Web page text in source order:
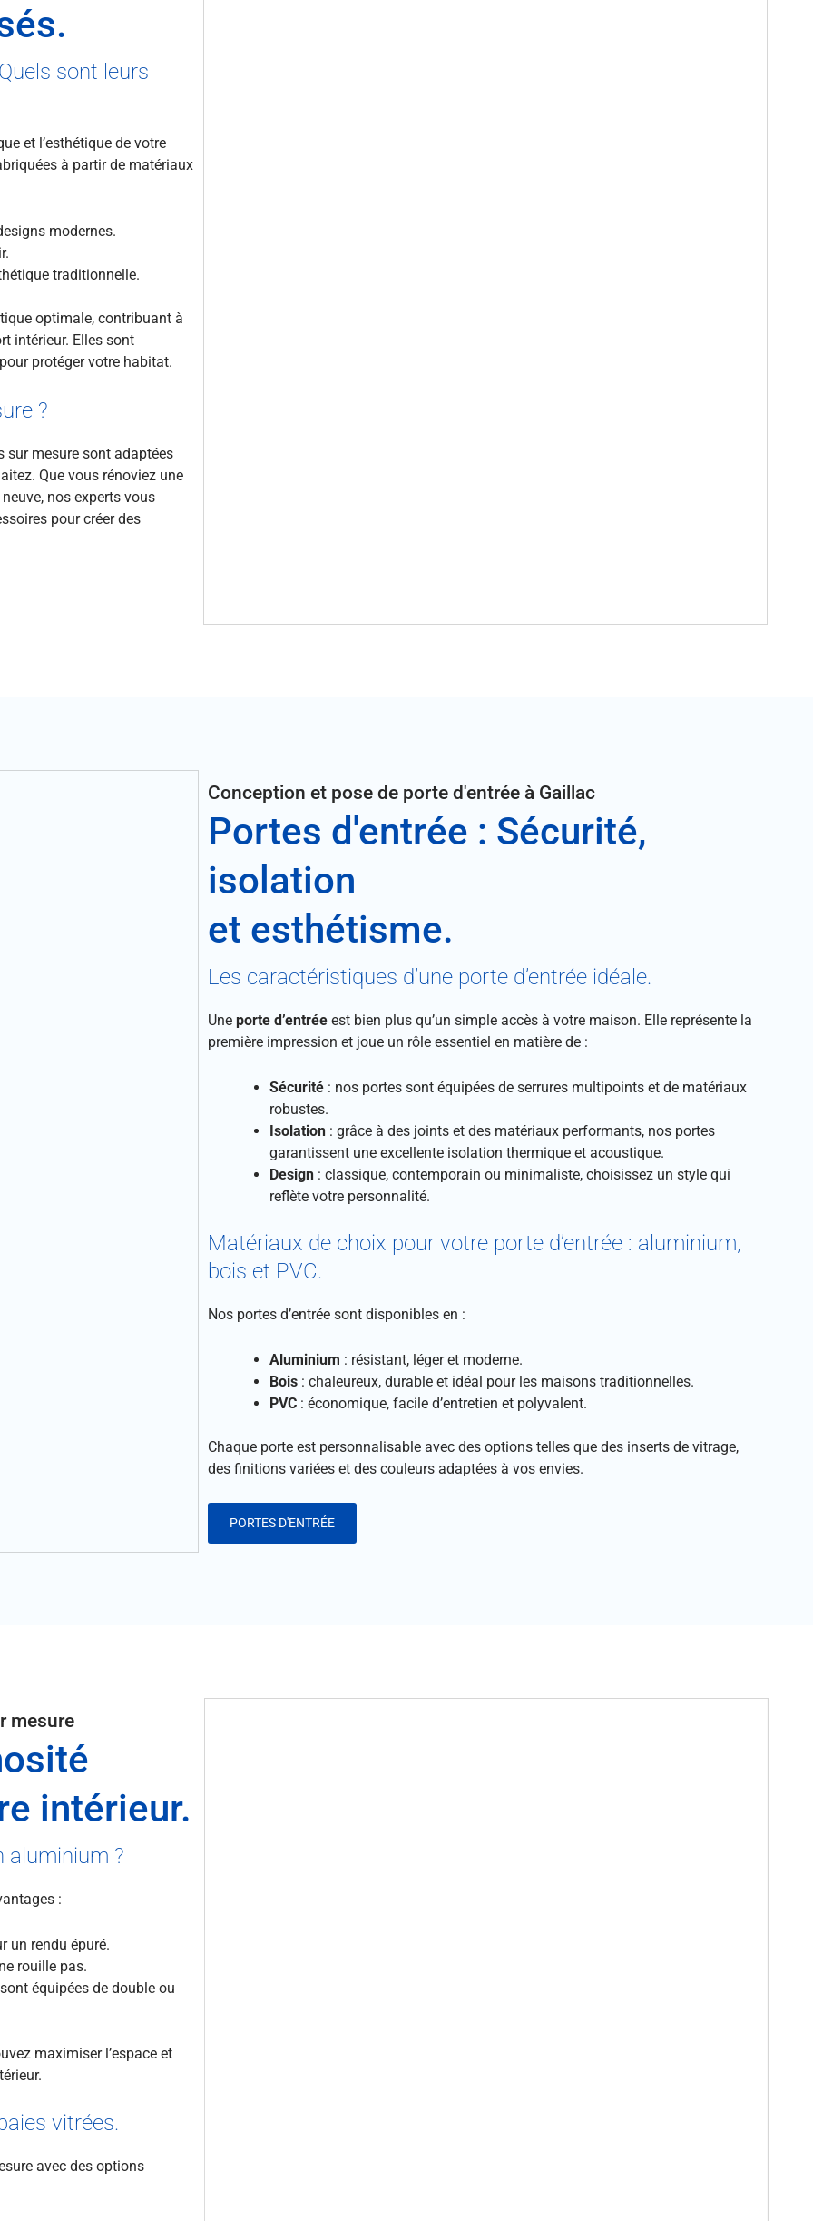
sont leurs
et l’esthétique de votre
à partir de matériaux
modernes.
traditionnelle.
optimale, contribuant à
intérieur. Elles sont
protéger votre habitat.
?
sur mesure sont adaptées
Que vous rénoviez une
nos experts vous
pour créer des
Conception et pose de porte d'entrée à Gaillac
Portes d'entrée : Sécurité,
isolation
et esthétisme.
Les caractéristiques d’une porte d’entrée idéale.
Uneporte d’entrée est bien plus qu’un simple accès à votre maison. Elle représente la
première impression et joue un rôle essentiel en matière de :
Sécurité : nos portes sont équipées de serrures multipoints et de matériaux
robustes.
Isolation : grâce à des joints et des matériaux performants, nos portes
garantissent une excellente isolation thermique et acoustique.
Design : classique, contemporain ou minimaliste, choisissez un style qui
reflète votre personnalité.
Matériaux de choix pour votre porte d’entrée : aluminium,
bois et PVC.
Nos portes d’entrée sont disponibles en :
Aluminium : résistant, léger et moderne.
Bois : chaleureux, durable et idéal pour les maisons traditionnelles.
PVC : économique, facile d’entretien et polyvalent.
Chaque porte est personnalisable avec des options telles que des inserts de vitrage,
des finitions variées et des couleurs adaptées à vos envies.
PORTES D'ENTRÉE
mesure
intérieur.
aluminium ?
:
un rendu épuré.
rouille pas.
équipées de double ou
maximiser l’espace et
vitrées.
avec des options